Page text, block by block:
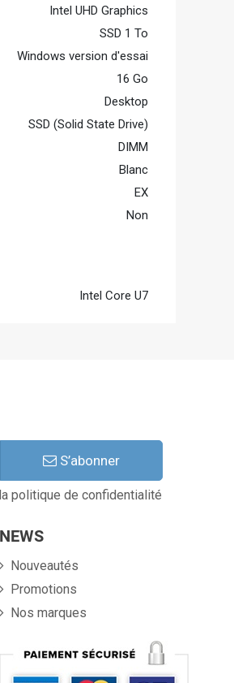
Intel UHD Graphics
SSD 1 To
Windows version d'essai
16 Go
Desktop
SSD (Solid State Drive)
DIMM
Blanc
EX
Non
Intel Core U7
S’abonner
politique de confidentialité
NEWS
Nouveautés
Promotions
Nos marques